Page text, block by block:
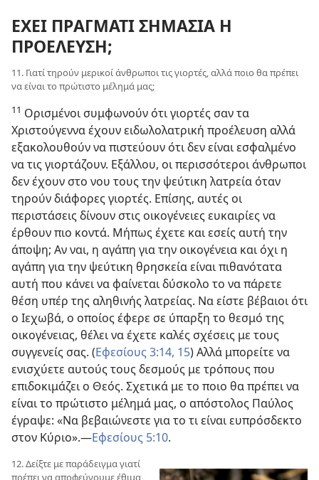
ΕΧΕΙ ΠΡΑΓΜΑΤΙ ΣΗΜΑΣΙΑ Η
ΠΡΟΕΛΕΥΣΗ;
11. Γιατί τηρούν μερικοί άνθρωποι τις γιορτές, αλλά ποιο θα πρέπει
να είναι το πρώτιστο μέλημά μας;
11 Ορισμένοι συμφωνούν ότι γιορτές σαν τα
Χριστούγεννα έχουν ειδωλολατρική προέλευση αλλά
εξακολουθούν να πιστεύουν ότι δεν είναι εσφαλμένο
να τις γιορτάζουν. Εξάλλου, οι περισσότεροι άνθρωποι
δεν έχουν στο νου τους την ψεύτικη λατρεία όταν
τηρούν διάφορες γιορτές. Επίσης, αυτές οι
περιστάσεις δίνουν στις οικογένειες ευκαιρίες να
έρθουν πιο κοντά. Μήπως έχετε και εσείς αυτή την
άποψη; Αν ναι, η αγάπη για την οικογένεια και όχι η
αγάπη για την ψεύτικη θρησκεία είναι πιθανότατα
αυτή που κάνει να φαίνεται δύσκολο το να πάρετε
θέση υπέρ της αληθινής λατρείας. Να είστε βέβαιοι ότι
ο Ιεχωβά, ο οποίος έφερε σε ύπαρξη το θεσμό της
οικογένειας, θέλει να έχετε καλές σχέσεις με τους
συγγενείς σας. (Εφεσίους 3:14, 15) Αλλά μπορείτε να
ενισχύετε αυτούς τους δεσμούς με τρόπους που
επιδοκιμάζει ο Θεός. Σχετικά με το ποιο θα πρέπει να
είναι το πρώτιστο μέλημά μας, ο απόστολος Παύλος
έγραψε: «Να βεβαιώνεστε για το τι είναι ευπρόσδεκτο
στον Κύριο».—Εφεσίους 5:10.
12. Δείξτε με παράδειγμα γιατί
πρέπει να αποφεύγουμε έθιμα